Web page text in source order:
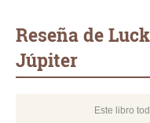
Reseña de
Júpiter
Este libro